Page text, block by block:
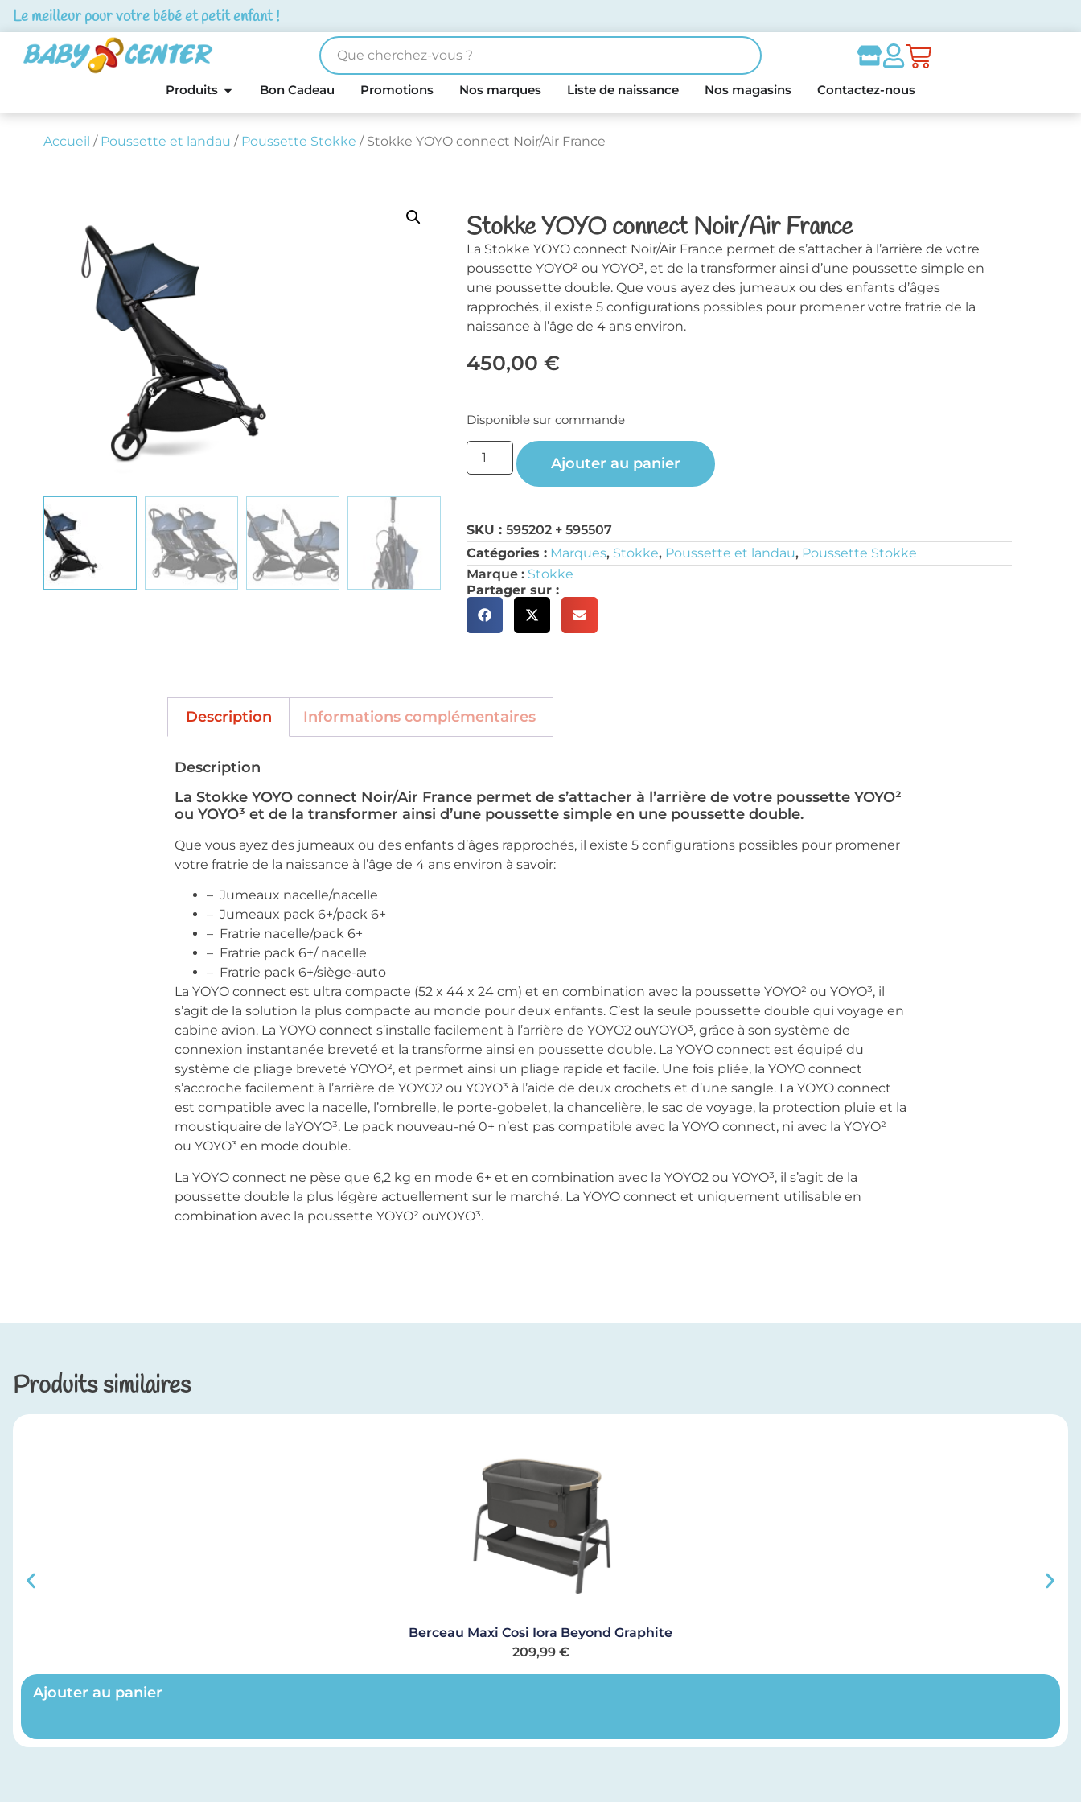
Le meilleur pour votre bébé et petit enfant !
Produits Bon Cadeau Promotions Nos marques Liste de naissance Nos magasins Contactez-nous
Accueil / Poussette et landau / Poussette Stokke / Stokke YOYO connect Noir/Air France
Stokke YOYO connect Noir/Air France
La Stokke YOYO connect Noir/Air France permet de s’attacher à l’arrière de votre
poussette YOYO² ou YOYO³, et de la transformer ainsi d’une poussette simple en
une poussette double. Que vous ayez des jumeaux ou des enfants d’âges
rapprochés, il existe 5 configurations possibles pour promener votre fratrie de la
naissance à l’âge de 4 ans environ.
450,00€
Disponible sur commande
Ajouter au panier
SKU :595202 + 595507
Catégories : Marques, Stokke, Poussette et landau, Poussette Stokke
Marque : Stokke
Partager sur :
Description Informations complémentaires
Description
La Stokke YOYO connect Noir/Air France permet de s’attacher à l’arrière de votre poussette YOYO²
ou YOYO³ et de la transformer ainsi d’une poussette simple en une poussette double.
Que vous ayez des jumeaux ou des enfants d’âges rapprochés, il existe 5 configurations possibles pour promener
votre fratrie de la naissance à l’âge de 4 ans environ à savoir:
– Jumeaux nacelle/nacelle
– Jumeaux pack 6+/pack 6+
– Fratrie nacelle/pack 6+
– Fratrie pack 6+/ nacelle
– Fratrie pack 6+/siège-auto
La YOYO connect est ultra compacte (52 x 44 x 24 cm) et en combination avec la poussette YOYO² ou YOYO³, il
s’agit de la solution la plus compacte au monde pour deux enfants. C’est la seule poussette double qui voyage en
cabine avion. La YOYO connect s’installe facilement à l’arrière de YOYO2 ouYOYO³, grâce à son système de
connexion instantanée breveté et la transforme ainsi en poussette double. La YOYO connect est équipé du
système de pliage breveté YOYO², et permet ainsi un pliage rapide et facile. Une fois pliée, la YOYO connect
s’accroche facilement à l’arrière de YOYO2 ou YOYO³ à l’aide de deux crochets et d’une sangle. La YOYO connect
est compatible avec la nacelle, l’ombrelle, le porte-gobelet, la chancelière, le sac de voyage, la protection pluie et la
moustiquaire de laYOYO³. Le pack nouveau-né 0+ n’est pas compatible avec la YOYO connect, ni avec la YOYO²
ou YOYO³ en mode double.
La YOYO connect ne pèse que 6,2 kg en mode 6+ et en combination avec la YOYO2 ou YOYO³, il s’agit de la
poussette double la plus légère actuellement sur le marché. La YOYO connect et uniquement utilisable en
combination avec la poussette YOYO² ouYOYO³.
Produits similaires
Berceau Maxi Cosi Iora Beyond Graphite
209,99 €
Ajouter au panier